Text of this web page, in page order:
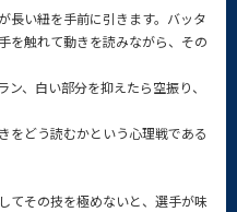
長い紐を手前に引きます。バッタ
を触れて動きを読みながら、その
、白い部分を抑えたら空振り、
をどう読むかという心理戦である
てその技を極めないと、選手が味